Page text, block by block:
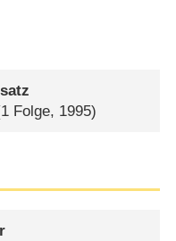
Folge, 1995)